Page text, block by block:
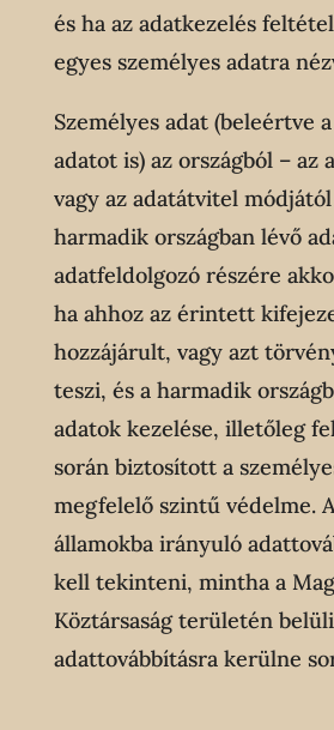
és ha az adatkezelés
egyes személyes adatra
Személyes adat (beleértve
adatot is) az országból – az
vagy az adatátvitel
harmadik országban lévő
adatfeldolgozó részére
ha ahhoz az érintett
hozzájárult, vagy azt
teszi, és a harmadik
adatok kezelése, illetőleg
során biztosított a
megfelelő szintű védelme.
államokba irányuló
kell tekinteni, mintha a
Köztársaság területén belüli
adattovábbításra kerülne